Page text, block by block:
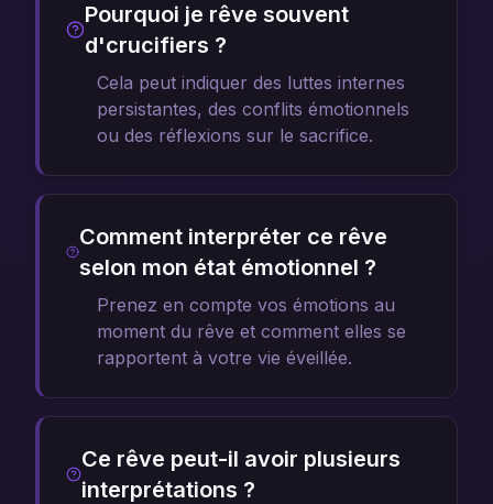
Pourquoi je rêve souvent
d'crucifiers ?
Cela peut indiquer des luttes internes
persistantes, des conflits émotionnels
ou des réflexions sur le sacrifice.
Comment interpréter ce rêve
selon mon état émotionnel ?
Prenez en compte vos émotions au
moment du rêve et comment elles se
rapportent à votre vie éveillée.
Ce rêve peut-il avoir plusieurs
interprétations ?